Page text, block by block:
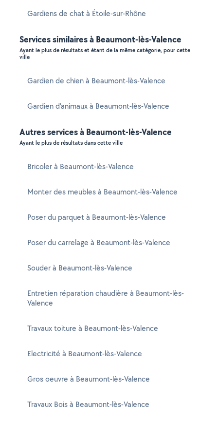
Gardiens de chat à Étoile-sur-Rhône
Services similaires à Beaumont-lès-Valence
Ayant le plus de résultats et étant de la même catégorie, pour cette
ville
Gardien de chien à Beaumont-lès-Valence
Gardien d'animaux à Beaumont-lès-Valence
Autres services à Beaumont-lès-Valence
Ayant le plus de résultats dans cette ville
Bricoler à Beaumont-lès-Valence
Monter des meubles à Beaumont-lès-Valence
Poser du parquet à Beaumont-lès-Valence
Poser du carrelage à Beaumont-lès-Valence
Souder à Beaumont-lès-Valence
Entretien réparation chaudière à Beaumont-lès-
Valence
Travaux toiture à Beaumont-lès-Valence
Electricité à Beaumont-lès-Valence
Gros oeuvre à Beaumont-lès-Valence
Travaux Bois à Beaumont-lès-Valence